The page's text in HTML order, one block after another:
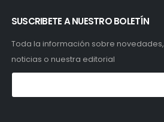
SUSCRIBETE A NUESTRO BOLETÍN
Toda la información sobre novedades,
noticias o nuestra editorial